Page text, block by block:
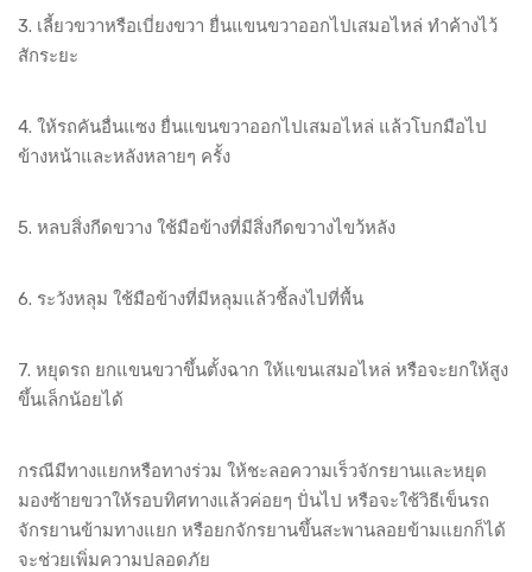
3. เลี้ยวขวาหรือเบี่ยงขวา ยื่นแขนขวาออกไปเสมอไหล่ ทำค้างไว้
สักระยะ
4. ให้รถคันอื่นแซง ยื่นแขนขวาออกไปเสมอไหล่ แล้วโบกมือไป
ข้างหน้าและหลังหลายๆ ครั้ง
5. หลบสิ่งกีดขวาง ใช้มือข้างที่มีสิ่งกีดขวางไขว้หลัง
6. ระวังหลุม ใช้มือข้างที่มีหลุมแล้วชี้ลงไปที่พื้น
7. หยุดรถ ยกแขนขวาขึ้นตั้งฉาก ให้แขนเสมอไหล่ หรือจะยกให้สูง
ขึ้นเล็กน้อยได้
กรณีมีทางแยกหรือทางร่วม ให้ชะลอความเร็วจักรยานและหยุด
มองซ้ายขวาให้รอบทิศทางแล้วค่อยๆ ปั่นไป หรือจะใช้วิธีเข็นรถ
จักรยานข้ามทางแยก หรือยกจักรยานขึ้นสะพานลอยข้ามแยกก็ได้
จะช่วยเพิ่มความปลอดภัย